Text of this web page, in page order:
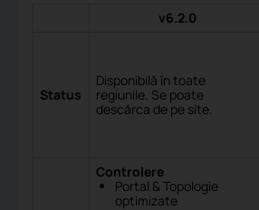
v6.2.0
Status
Disponibilă în toate
regiunile. Se poate
descărca de pe site.
Controlere
Portal & Topologie
optimizate